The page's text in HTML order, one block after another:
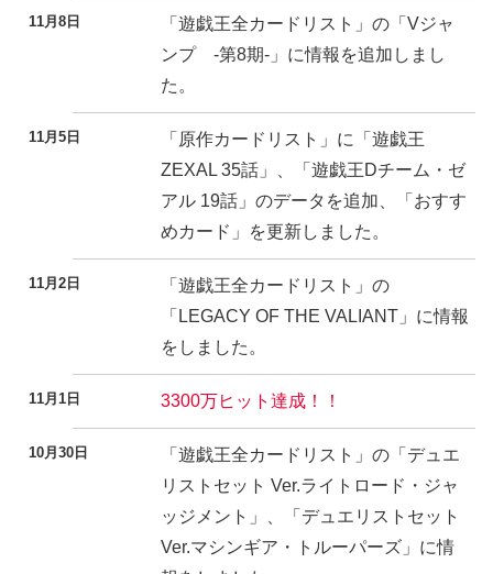
11月8日
「遊戯王全カードリスト」の「Vジャ
ンプ -第8期-」に情報を追加しまし
た。
11月5日
「原作カードリスト」に「遊戯王
ZEXAL 35話」、「遊戯王Dチーム・ゼ
アル 19話」のデータを追加、「おすす
めカード」を更新しました。
11月2日
「遊戯王全カードリスト」の
「LEGACY OF THE VALIANT」に情報
をしました。
11月1日 3300万ヒット達成！！
10月30日
「遊戯王全カードリスト」の「デュエ
リストセット Ver.ライトロード・ジャ
ッジメント」、「デュエリストセット
Ver.マシンギア・トルーパーズ」に情